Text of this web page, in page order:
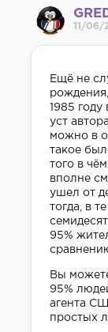
11/06/
Ещё не
1985 году
уст
можно в
такое
того в
вполне
ушел от
тогда, в
95%
Вы
95%
агента
простых